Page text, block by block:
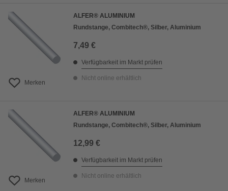
Merken
ALFER® ALUMINIUM
Rundstange, Combitech®, Silber, Aluminium
7,49 €
Verfügbarkeit im Markt prüfen
Nicht online erhältlich
Merken
ALFER® ALUMINIUM
Rundstange, Combitech®, Silber, Aluminium
12,99 €
Verfügbarkeit im Markt prüfen
Nicht online erhältlich